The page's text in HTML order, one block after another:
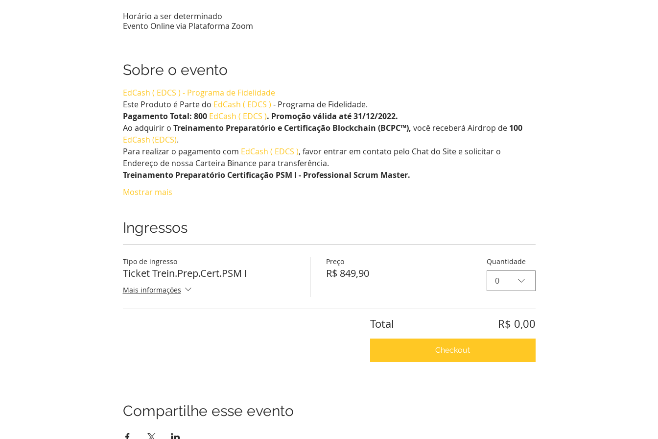
Horário a ser determinado
Evento Online via Plataforma Zoom
Sobre o evento
EdCash ( EDCS ) - Programa de Fidelidade
Este Produto é Parte do EdCash ( EDCS ) - Programa de Fidelidade.
Pagamento Total: 800 EdCash ( EDCS ). Promoção válida até 31/12/2022.
Ao adquirir o Treinamento Preparatório e Certificação Blockchain (BCPC™), você receberá Airdrop de 100
EdCash (EDCS).
Para realizar o pagamento com EdCash ( EDCS ), favor entrar em contato pelo Chat do Site e solicitar o
Endereço de nossa Carteira Binance para transferência.
Treinamento Preparatório Certificação PSM I - Professional Scrum Master.
Mostrar mais
Ingressos
Tipo de ingresso
Ticket Trein.Prep.Cert.PSM I
Mais informações
Preço
R$ 849,90
Quantidade
0
Total R$ 0,00
Checkout
Compartilhe esse evento